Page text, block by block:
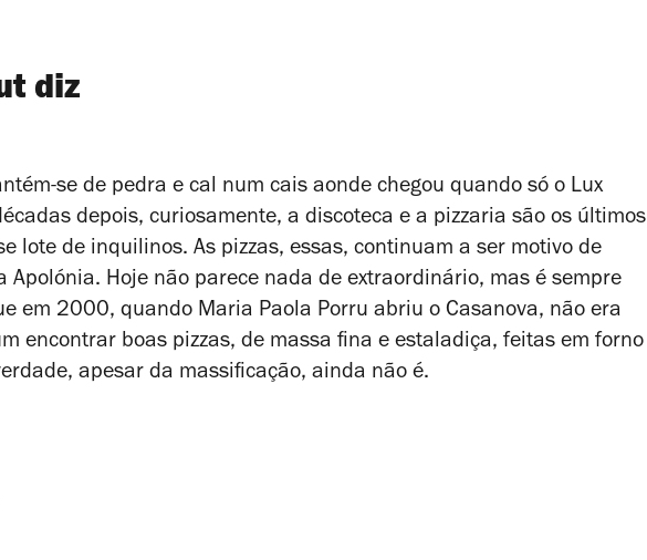
diz
se de pedra e cal num cais aonde chegou quando só o Lux
depois, curiosamente, a discoteca e a pizzaria são os últimos
lote de inquilinos. As pizzas, essas, continuam a ser motivo de
Apolónia. Hoje não parece nada de extraordinário, mas é sempre
em 2000, quando Maria Paola Porru abriu o Casanova, não era
encontrar boas pizzas, de massa fina e estaladiça, feitas em forno
apesar da massificação, ainda não é.